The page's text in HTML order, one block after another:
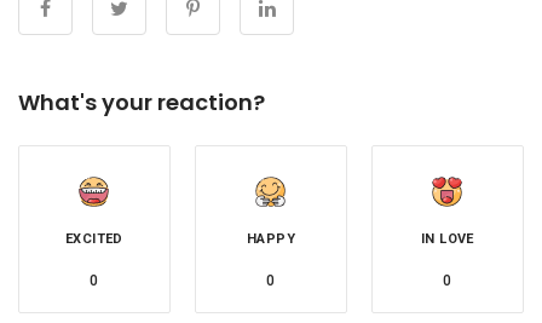
What's your reaction?
EXCITED
0
HAPPY
0
IN LOVE
0